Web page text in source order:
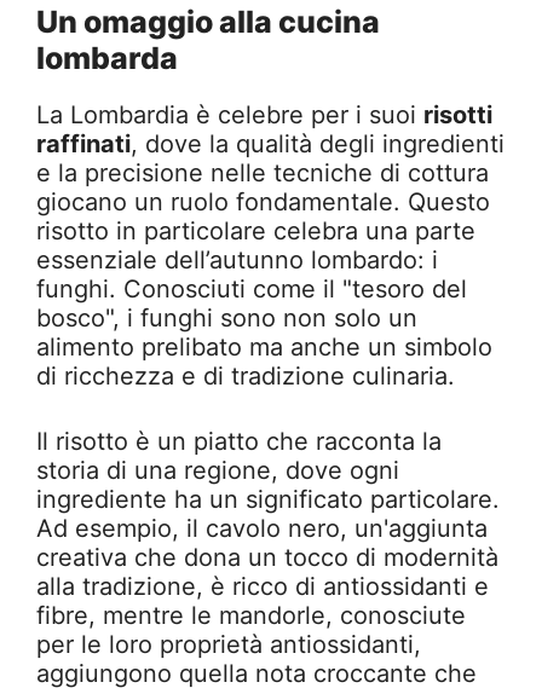
Un omaggio alla cucina
lombarda
La Lombardia è celebre per i suoi risotti
raffinati, dove la qualità degli ingredienti
e la precisione nelle tecniche di cottura
giocano un ruolo fondamentale. Questo
risotto in particolare celebra una parte
essenziale dell’autunno lombardo: i
funghi. Conosciuti come il "tesoro del
bosco", i funghi sono non solo un
alimento prelibato ma anche un simbolo
di ricchezza e di tradizione culinaria.
Il risotto è un piatto che racconta la
storia di una regione, dove ogni
ingrediente ha un significato particolare.
Ad esempio, il cavolo nero, un'aggiunta
creativa che dona un tocco di modernità
alla tradizione, è ricco di antiossidanti e
fibre, mentre le mandorle, conosciute
per le loro proprietà antiossidanti,
aggiungono quella nota croccante che